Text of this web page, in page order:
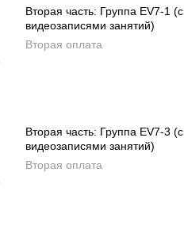
Вторая часть: Группа EV7-1 (с
видеозаписями занятий)
Вторая оплата
Вторая часть: Группа EV7-3 (с
видеозаписями занятий)
Вторая оплата